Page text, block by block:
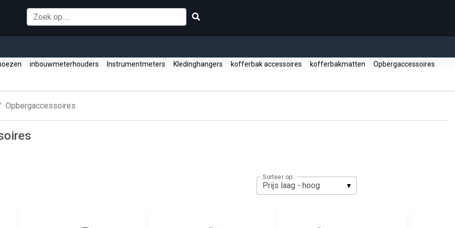
inbouwmeterhouders Instrumentmeters Kledinghangers kofferbak accessoires kofferbakmatten
Opbergaccessoires
Opbergaccessoires
Sorteer op: